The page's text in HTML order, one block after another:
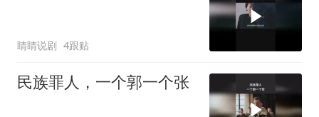
睛睛说剧 4跟贴
民族罪人，一个郭一个张